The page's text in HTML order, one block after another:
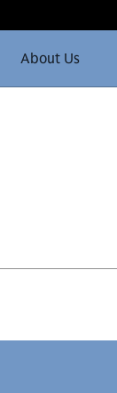
About Us